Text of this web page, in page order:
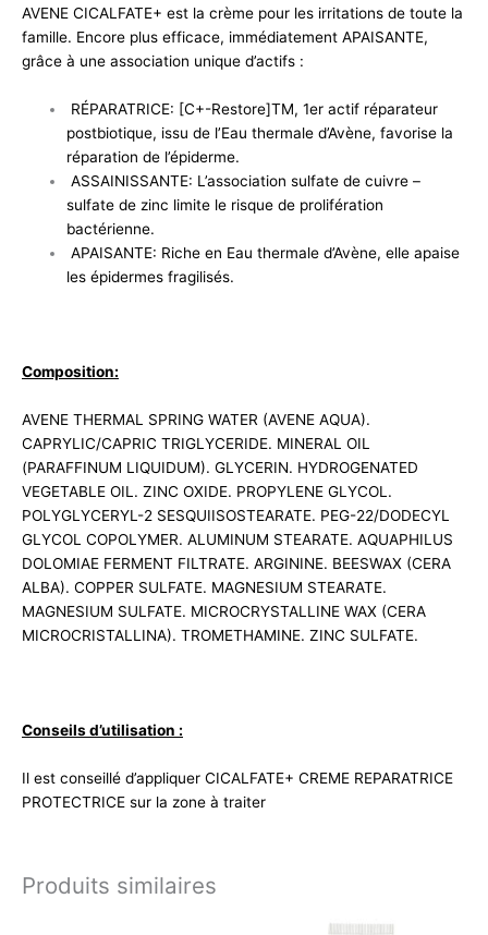
AVENE CICALFATE+ est la crème pour les irritations de toute la
famille. Encore plus efficace, immédiatement APAISANTE,
grâce à une association unique d’actifs :
RÉPARATRICE: [C+-Restore]TM, 1er actif réparateur
postbiotique, issu de l’Eau thermale d’Avène, favorise la
réparation de l’épiderme.
ASSAINISSANTE: L’association sulfate de cuivre –
sulfate de zinc limite le risque de prolifération
bactérienne.
APAISANTE: Riche en Eau thermale d’Avène, elle apaise
les épidermes fragilisés.
Composition:
AVENE THERMAL SPRING WATER (AVENE AQUA).
CAPRYLIC/CAPRIC TRIGLYCERIDE. MINERAL OIL
(PARAFFINUM LIQUIDUM). GLYCERIN. HYDROGENATED
VEGETABLE OIL. ZINC OXIDE. PROPYLENE GLYCOL.
POLYGLYCERYL-2 SESQUIISOSTEARATE. PEG-22/DODECYL
GLYCOL COPOLYMER. ALUMINUM STEARATE. AQUAPHILUS
DOLOMIAE FERMENT FILTRATE. ARGININE. BEESWAX (CERA
ALBA). COPPER SULFATE. MAGNESIUM STEARATE.
MAGNESIUM SULFATE. MICROCRYSTALLINE WAX (CERA
MICROCRISTALLINA). TROMETHAMINE. ZINC SULFATE.
Conseils d’utilisation :
Il est conseillé d’appliquer CICALFATE+ CREME REPARATRICE
PROTECTRICE sur la zone à traiter
Produits similaires